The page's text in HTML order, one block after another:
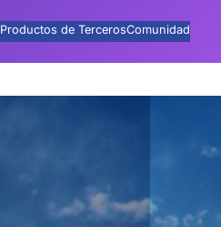
Productos de TercerosComunidad